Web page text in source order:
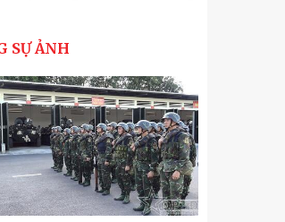
mạnh, rộng khắp” ngay
Pháo binh 452: Huấn
nâng cao sức mạnh
Thiết giáp hoàn thành
tập chiến thuật có bắn đạn
viên rèn ý trí, luyện kỹ
SỰ ẢNH